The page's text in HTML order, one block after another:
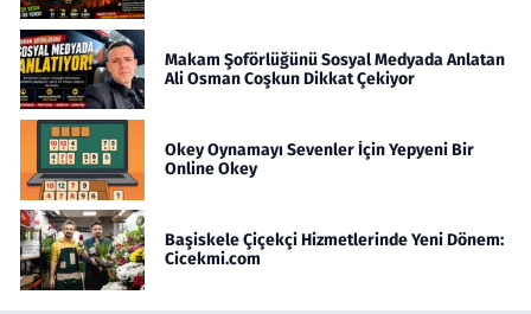
Makam Şoförlüğünü Sosyal Medyada Anlatan
Ali Osman Coşkun Dikkat Çekiyor
Okey Oynamayı Sevenler İçin Yepyeni Bir
Online Okey
Başiskele Çiçekçi Hizmetlerinde Yeni Dönem:
Cicekmi.com